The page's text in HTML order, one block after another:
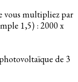
vous multipliez par
1,5) : 2000 x
de 3